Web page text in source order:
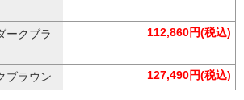
ークブラ
112,860円(税込)
ブラウン 127,490円(税込)